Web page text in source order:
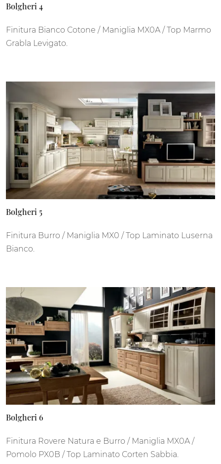
Bolgheri 4
Finitura Bianco Cotone / Maniglia MX0A / Top Marmo
Grabla Levigato.
Bolgheri 5
Finitura Burro / Maniglia MX0 / Top Laminato Luserna
Bianco.
Bolgheri 6
Finitura Rovere Natura e Burro / Maniglia MX0A /
Pomolo PX0B / Top Laminato Corten Sabbia.